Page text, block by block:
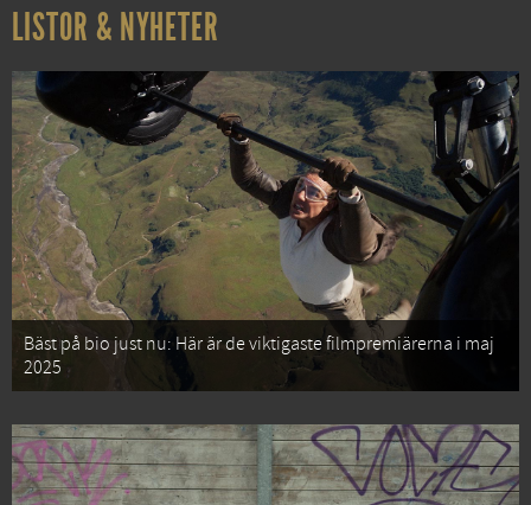
LISTOR & NYHETER
Bäst på bio just nu: Här är de viktigaste filmpremiärerna i maj
2025